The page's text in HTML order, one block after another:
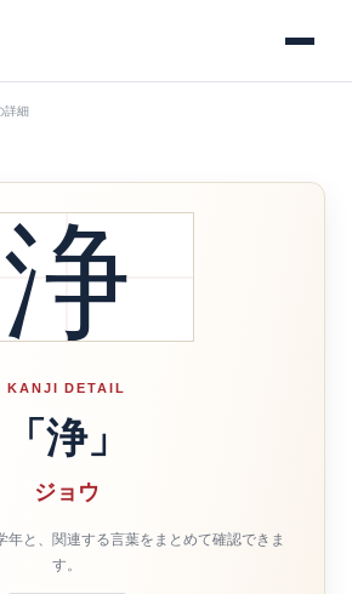
詳細
浄
KANJI DETAIL
「浄」
ジョウ
年と、関連する言葉をまとめて確認できま
す。